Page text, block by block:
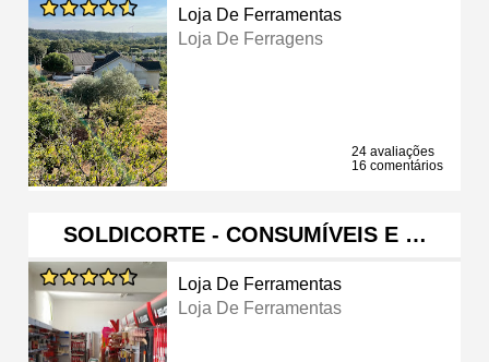
Loja De Ferramentas
Loja De Ferragens
24 avaliações
16 comentários
SOLDICORTE - CONSUMÍVEIS E …
Loja De Ferramentas
Loja De Ferramentas